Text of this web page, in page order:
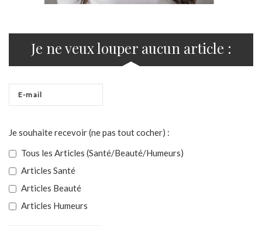
Je ne veux louper aucun article :
Je souhaite recevoir (ne pas tout cocher) :
Tous les Articles (Santé/Beauté/Humeurs)
Articles Santé
Articles Beauté
Articles Humeurs